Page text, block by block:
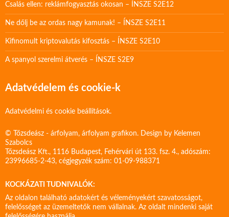
Csalás ellen: reklámfogyasztás okosan – ÍNSZE S2E12
Ne dőlj be az ordas nagy kamunak! – ÍNSZE S2E11
Kifinomult kriptovalutás kifosztás – ÍNSZE S2E10
A spanyol szerelmi átverés – ÍNSZE S2E9
Adatvédelem és cookie-k
Adatvédelmi és cookie beállítások.
© Tőzsdeász - árfolyam, árfolyam grafikon. Design by Kelemen
Szabolcs
Tőzsdeász Kft., 1116 Budapest, Fehérvári út 133. fsz. 4., adószám:
23996685-2-43, cégjegyzék szám: 01-09-988371
KOCKÁZATI TUDNIVALÓK:
Az oldalon található adatokért és véleményekért szavatosságot,
felelősséget az üzemeltetők nem vállalnak. Az oldalt mindenki saját